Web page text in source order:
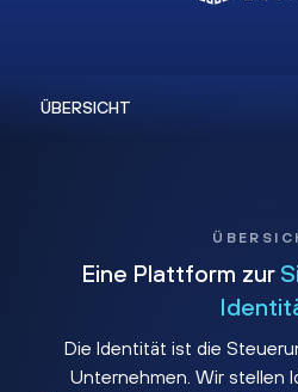
Eine Plattform zur
Die Identität ist die
Unternehmen. Wir stellen